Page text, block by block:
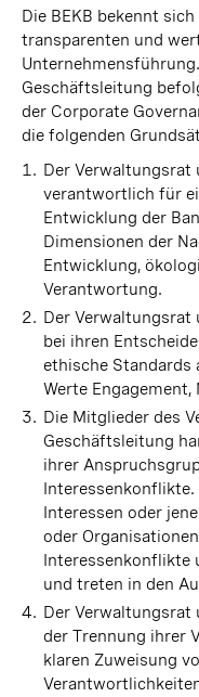
Die BEKB bekennt
transparenten und
Geschäftsleitung
der Corporate
die folgenden
Der Verwaltungsrat
verantwortlich für
Entwicklung der
Dimensionen der
Entwicklung,
Verantwortung.
Der Verwaltungsrat
bei ihren
ethische Standards
Werte
Die Mitglieder des
Geschäftsleitung
ihrer
Interessenkonflikte.
Interessen oder
oder
Interessenkonflikte
und treten in den
Der Verwaltungsrat
der Trennung ihrer
klaren Zuweisung